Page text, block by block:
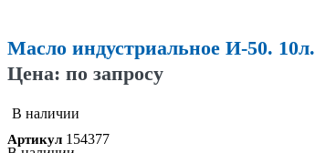
Масло индустриальное И-50. 10л.
Цена: по запросу
В наличии
Артикул 154377